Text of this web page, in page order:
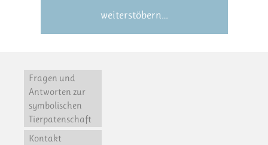
weiterstöbern…
Fragen und
Antworten zur
symbolischen
Tierpatenschaft
Kontakt